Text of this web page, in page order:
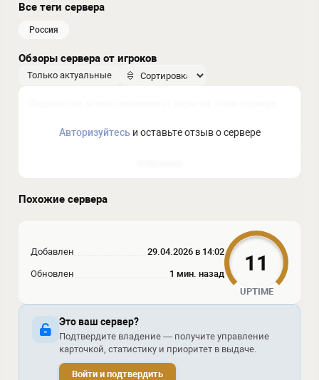
Все теги сервера
россия
Обзоры сервера от игроков
Только актуальные
Авторизуйтесьи оставьте отзыв о сервере
Похожие сервера
Добавлен 29.04.2026 в 14:02
Обновлен 1 мин. назад 11
UPTIME
Это ваш сервер?
Подтвердите владение — получите управление
карточкой, статистику и приоритет в выдаче.
Войти и подтвердить